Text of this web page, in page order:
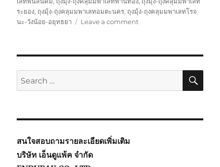
ระยอง, ถุงมุ้ง-ถุงคลุมมพาเลทอมตะนคร, ถุงมุ้ง-ถุงคลุมมพาเลทโรจ
นะ-วังน้อย-อยุทธยา
Leave a commenton
Pallet
Plastic
Search
for:
สนใจสอบถามรายละเอียดเพิ่มเติม
บริษัท เอ็นดูแพ้ค จำกัด